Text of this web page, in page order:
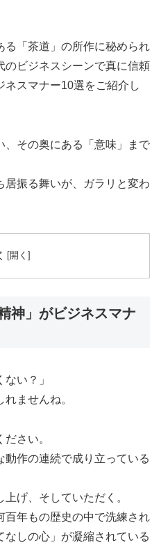
る「茶道」の所作に秘められ
のビジネスシーンで真に信頼
ネスマナー10選をご紹介し
、その奥にある「意味」まで
居振る舞いが、ガラリと変わ
神」がビジネスマナ
い？」
ませんね。
さい。
作の連続で成り立っている
げ、そしていただく。
百年もの歴史の中で洗練され
しの心」が凝縮されている